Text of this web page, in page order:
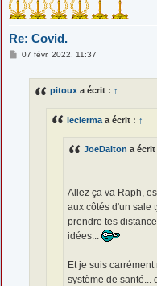
Re: Covid.
M07 févr. 2022, 11:37
pitoux a écrit : ↑
leclerma a écrit : ↑
JoeDalton a écrit
Allez ça va Raph,
aux côtés d'un sale
prendre tes
idées...
Et je suis
système de santé...